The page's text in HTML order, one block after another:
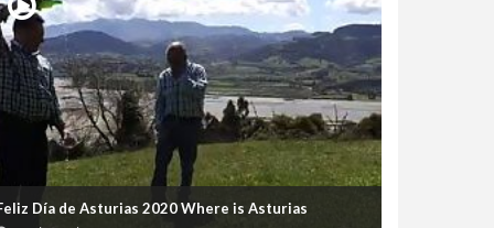
Día de Asturias 2020 Where is Asturias